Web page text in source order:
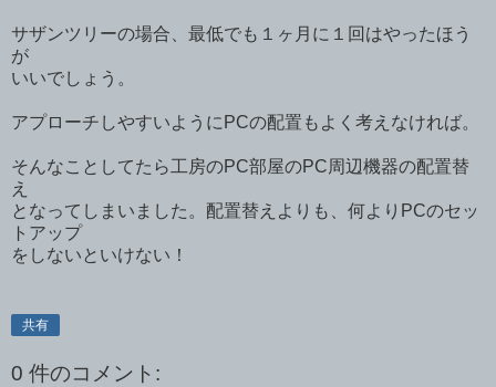
サザンツリーの場合、最低でも１ヶ月に１回はやったほう
が
いいでしょう。
アプローチしやすいようにPCの配置もよく考えなければ。
そんなことしてたら工房のPC部屋のPC周辺機器の配置替
え
となってしまいました。配置替えよりも、何よりPCのセッ
トアップ
をしないといけない！
共有
0 件のコメント: